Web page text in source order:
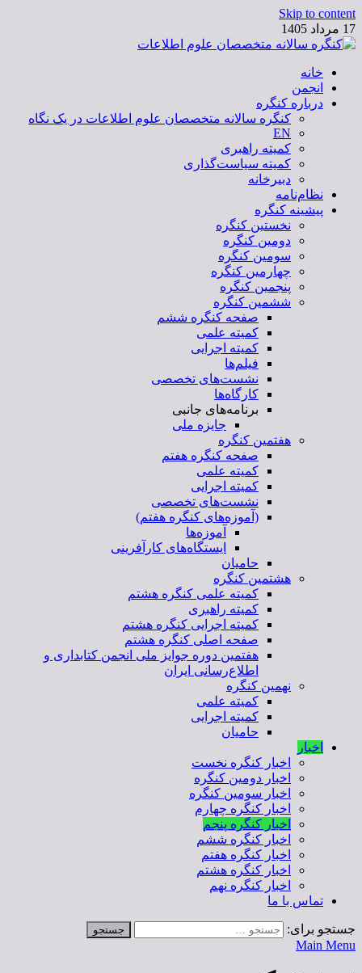
Skip to content
17 مرداد 1405
کنگره سالانه متخصصان علوم اطلاعات
خانه
انجمن
درباره کنگره
کنگره سالانه متخصصان علوم اطلاعات در یک نگاه
EN
کمیته راهبری
کمیته سیاست‌گذاری
دبیرخانه
نظام‌نامه
پیشینه کنگره
نخستین کنگره
دومین کنگره
سومین کنگره
چهارمین کنگره
پنجمین کنگره
ششمین کنگره
صفحه کنگره ششم
کمیته علمی
کمیته اجرایی
فیلم‌ها
نشست‌های تخصصی
کارگاه‌ها
برنامه‌های جانبی
جایزه ملی
هفتمین کنگره
صفحه کنگره هفتم
کمیته علمی
کمیته اجرایی
نشست‌های تخصصی
(آموزه‌های کنگره هفتم)
آموزه‌ها
ایستگاه‌های کارآفرینی
حامیان
هشتمین کنگره
کمیته علمی کنگره هشتم
کمیته راهبری
کمیته اجرایی کنگره هشتم
صفحه اصلی کنگره هشتم
هفتمین دوره جوایز ملی انجمن کتابداری و
اطلاع‌رسانی ایران
نهمین کنگره
کمیته علمی
کمیته اجرایی
حامیان
اخبار
اخبار کنگره نخست
اخبار دومین کنگره
اخبار سومین کنگره
اخبار کنگره چهارم
اخبار کنگره پنجم
اخبار کنگره ششم
اخبار کنگره هفتم
اخبار کنگره هشتم
اخبار کنگره نهم
تماس با ما
جستجو برای:
Main Menu